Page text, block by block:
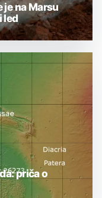
na Marsu
led
priča o